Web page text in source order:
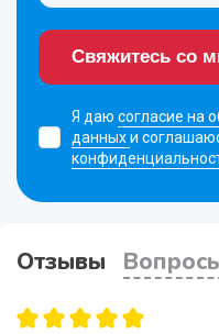
Свяжитесь со
Я даю согласие на
данныхи
Отзывы